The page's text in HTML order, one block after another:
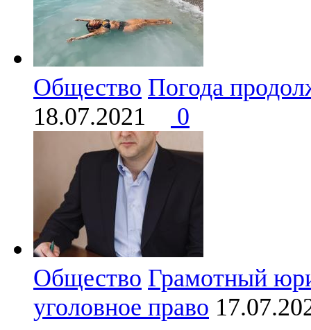
Общество Погода
18.07.2021
0
Общество Грамотный
уголовное право